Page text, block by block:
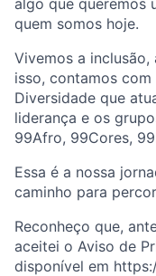
quem somos hoje.
Vivemos a
isso, contamos
Diversidade que
liderança e os
99Afro, 99Cores,
Essa é a nossa
caminho para
Reconheço que,
aceitei o Aviso de
disponível em